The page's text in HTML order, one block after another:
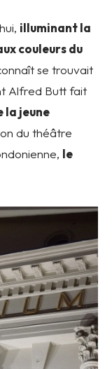
illuminant la
couleurs du
se trouvait
Alfred Butt fait
la jeune
du théâtre
le